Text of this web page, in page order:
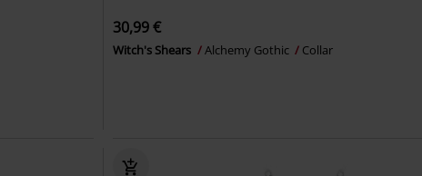
30,99 €
Witch's Shears Alchemy Gothic Collar